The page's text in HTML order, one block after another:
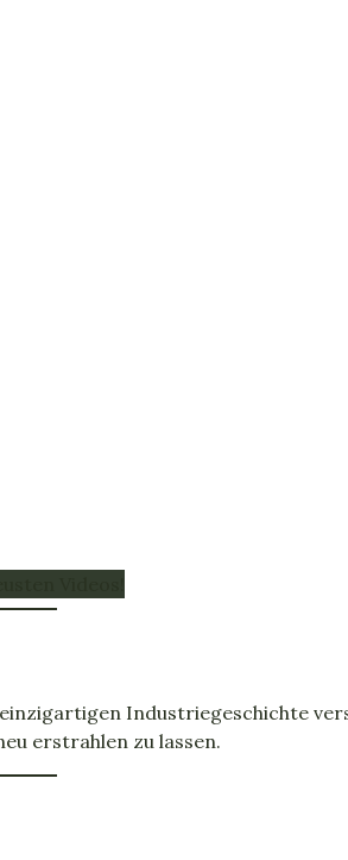
Industriegeschichte
erstrahlen zu lassen.